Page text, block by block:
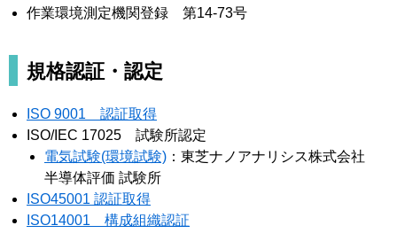
作業環境測定機関登録 第14-73号
規格認証・認定
ISO 9001 認証取得
ISO/IEC 17025 試験所認定
電気試験(環境試験) ：東芝ナノアナリシス株式会社
半導体評価 試験所
ISO45001 認証取得
ISO14001 構成組織認証